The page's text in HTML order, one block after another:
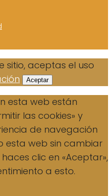
sitio, aceptas el uso
Aceptar
esta web están
las cookies» y
de navegación
esta web sin cambiar
clic en «Aceptar»,
a esto.